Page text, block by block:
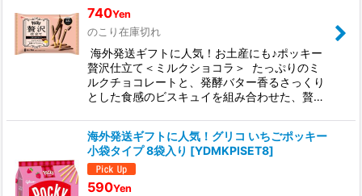
740Yen
のこり在庫切れ
海外発送ギフトに人気！お土産にも♪ポッキー
贅沢仕立て＜ミルクショコラ＞ たっぷりのミ
ルクチョコレートと、発酵バター香るさっくり
とした食感のビスキュイを組み合わせた、贅…
海外発送ギフトに人気！グリコ いちごポッキー
小袋タイプ 8袋入り [YDMKPISET8]
590Yen